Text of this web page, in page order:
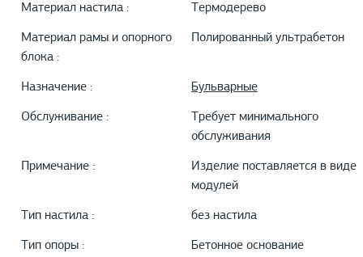
Материал настила : Термодерево
Материал рамы и опорного
блока :
Полированный ультрабетон
Назначение : Бульварные
Обслуживание :
Требует минимального
обслуживания
Примечание :
Изделие поставляется в виде
модулей
Тип настила : без настила
Тип опоры : Бетонное основание